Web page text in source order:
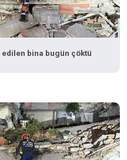
bina bugün çöktü